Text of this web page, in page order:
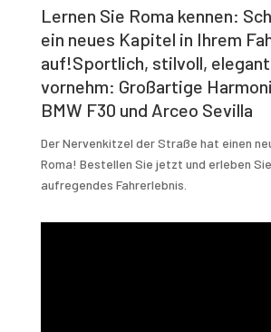
Lernen Sie Roma kennen:
ein neues Kapitel in Ihrem
auf!Sportlich, stilvoll, elegant
vornehm: Großartige
BMW F30 und Arceo Sevilla
Der Nervenkitzel der Straße hat einen
Roma! Bestellen Sie jetzt und erleben
aufregendes Fahrerlebnis.